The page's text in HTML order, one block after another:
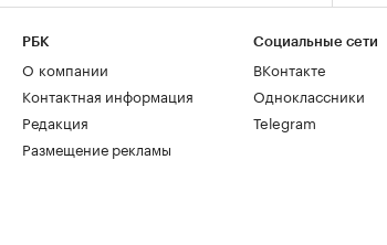
РБК
О компании
Контактная информация
Редакция
Размещение рекламы
Социальные сети
ВКонтакте
Одноклассники
Telegram